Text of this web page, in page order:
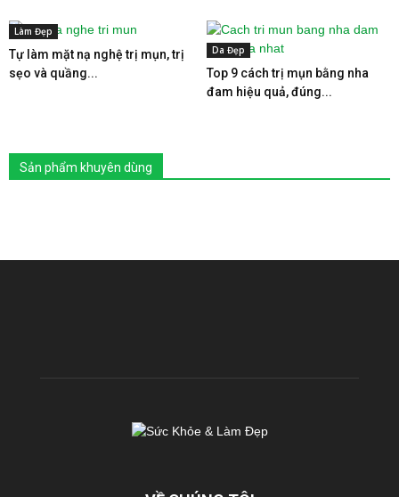
Làm Đẹp
Tự làm mặt nạ nghệ trị mụn, trị
sẹo và quầng...
Da Đẹp
Top 9 cách trị mụn bằng nha
đam hiệu quả, đúng...
Sản phẩm khuyên dùng